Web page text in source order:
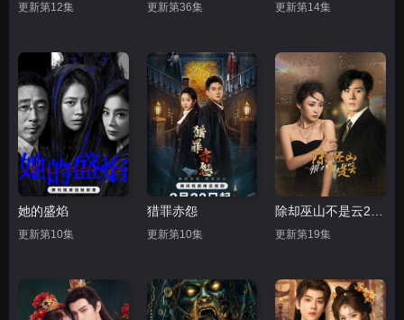
更新第12集 更新第36集 更新第14集
她的盛焰
更新第10集
猎罪赤怨
更新第10集 更新第19集